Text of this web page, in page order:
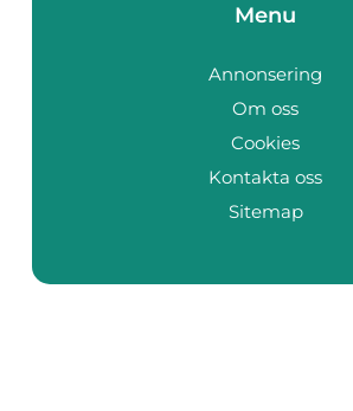
Menu
Annonsering
Om oss
Cookies
Kontakta oss
Sitemap